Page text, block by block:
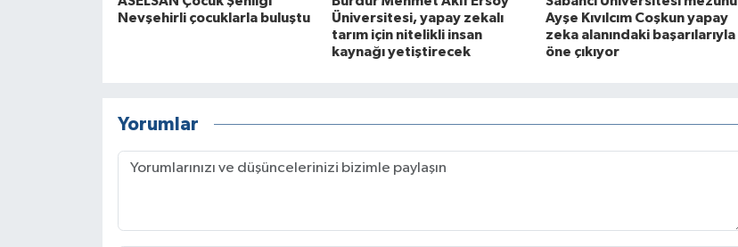
Nevşehirli çocuklarla buluştu
Üniversitesi, yapay zekalı
tarım için nitelikli insan
kaynağı yetiştirecek
Ayşe Kıvılcım Coşkun yapay
zeka alanındaki başarılarıyla
öne çıkıyor
Yorumlar